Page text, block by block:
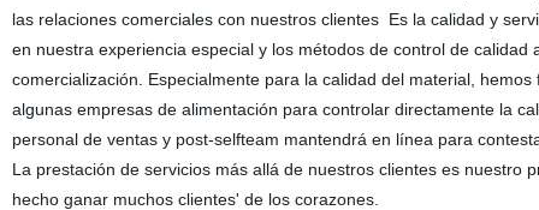
las relaciones comerciales con nuestros clientes Es la calidad y
en nuestra experiencia especial y los métodos de control de
comercialización. Especialmente para la calidad del material,
algunas empresas de alimentación para controlar directamente la
personal de ventas y post-selfteam mantendrá en línea para
La prestación de servicios más allá de nuestros clientes es nuestro
hecho ganar muchos clientes' de los corazones.